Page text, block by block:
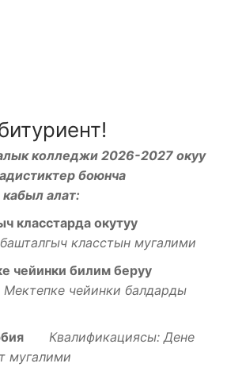
колледжи 2026-2027 окуу
боюнча
алат:
класстарда окутуу
класстын мугалими
чейинки билим беруу
чейинки балдарды
Квалификациясы: Дене
мугалими